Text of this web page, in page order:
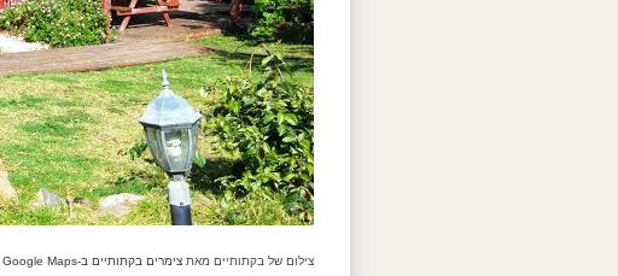
צילום של בקתותיים מאת צימרים בקתותיים ב-Google Maps